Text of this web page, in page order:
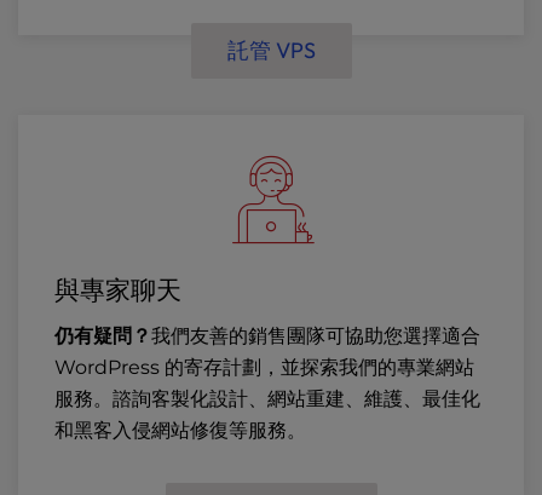
託管 VPS
與專家聊天
仍有疑問？我們友善的銷售團隊可協助您選擇適合
WordPress 的寄存計劃，並探索我們的專業網站
服務。諮詢客製化設計、網站重建、維護、最佳化
和黑客入侵網站修復等服務。